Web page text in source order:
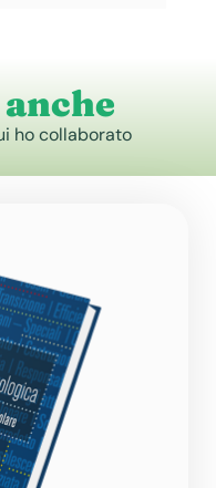
ho collaborato